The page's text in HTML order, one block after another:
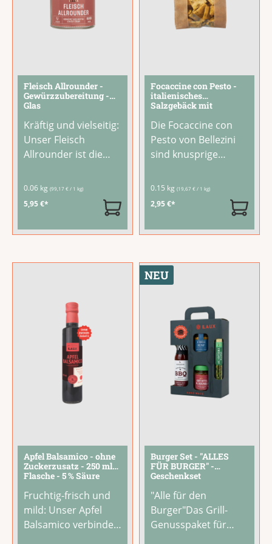
Fleisch Allrounder -
Gewürzzubereitung -
Glas
Kräftig und vielseitig:
Unser Fleisch
Allrounder ist die
Gewürzzubereitung
für alle Fleischsorten.
Mischung aus
Schwein, Geflügel
gleichermaßen
verfeinert.Streue ihn
einfach vor...
0.06 kg (99,17 € / 1 kg)
5,95 €*
Focaccine con Pesto -
italienisches
Salzgebäck mit
Parmesankäse
Die Focaccine con
Pesto von Bellezini
sind knusprige
Salzgebäck-
Spezialitäten mit
Aroma und
nativem Olivenöl
extra nach original
Rezeptur hergestellt
-- ein Stück
mediterranes ...
0.15 kg (19,67 € / 1 kg)
2,95 €*
Apfel Balsamico - ohne
Zuckerzusatz - 250 ml
Flasche - 5 % Säure
Fruchtig-frisch und
mild: Unser Apfel
Balsamico verbindet
NEU
Burger Set - "ALLES
FÜR BURGER" -
Geschenkset
"Alle für den
Burger"Das Grill-
Genusspaket für